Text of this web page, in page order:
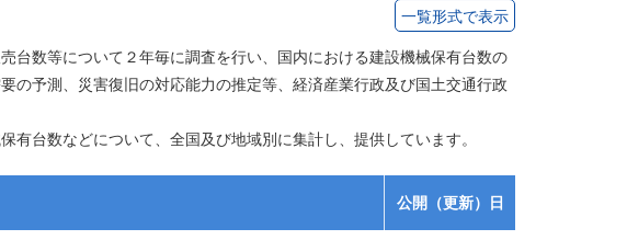
一覧形式で表示
台数等について２年毎に調査を行い、国内における建設機械保有台数の
の予測、災害復旧の対応能力の推定等、経済産業行政及び国土交通行政
有台数などについて、全国及び地域別に集計し、提供しています。
公開（更新）日